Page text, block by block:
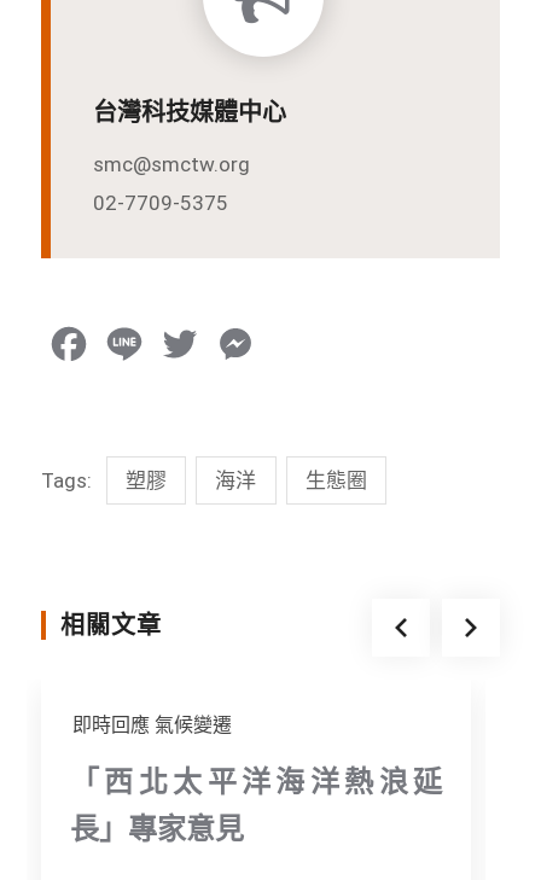
台灣科技媒體中心
smc@smctw.org
02-7709-5375
o
e
Tags: 塑膠 海洋 生態圈
相關文章
即時回應 氣候變遷
「西北太平洋海洋熱浪延
長」專家意見